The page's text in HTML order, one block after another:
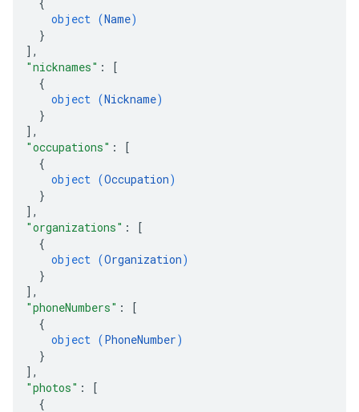
object (Name)
}
] ,
"nicknames" :
[
{
object (Nickname)
}
] ,
"occupations" :
[
{
object (Occupation)
}
] ,
"organizations" :
[
{
object (Organization)
}
] ,
"phoneNumbers" :
[
{
object (PhoneNumber)
}
] ,
"photos" :
[
{